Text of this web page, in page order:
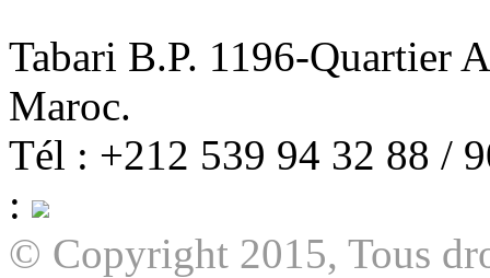
Tabari B.P. 1196-Quartier
Maroc.
Tél : +212 539 94 32 88 /
:
© Copyright 2015, Tous